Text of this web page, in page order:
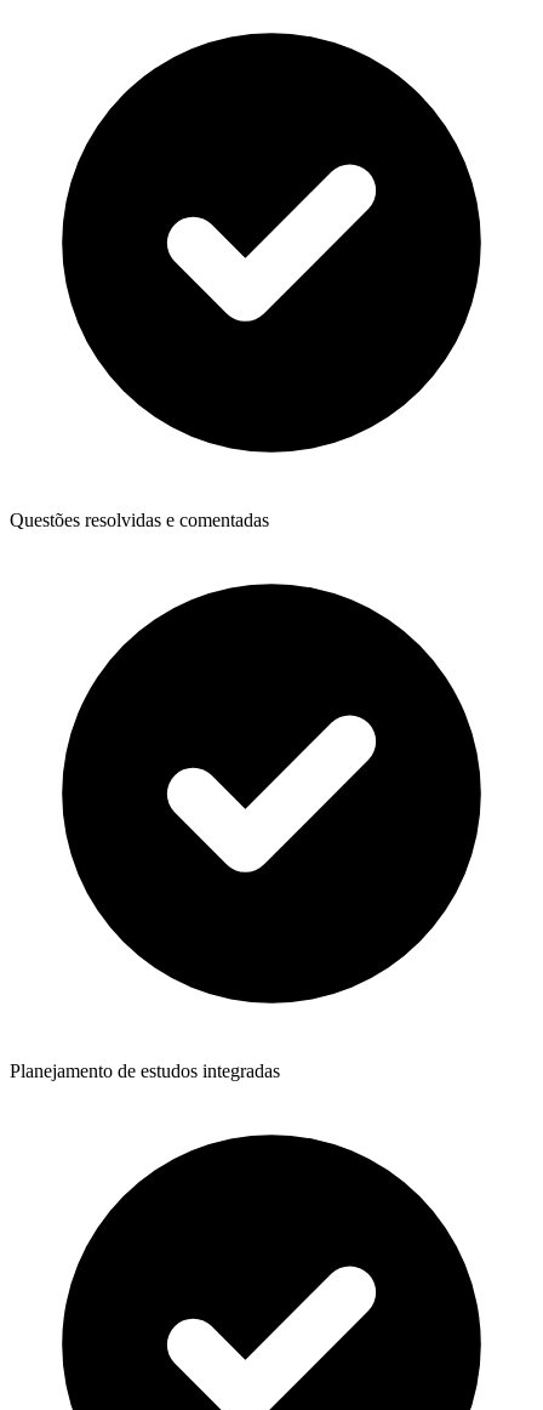
Questões resolvidas e comentadas
Planejamento de estudos integradas